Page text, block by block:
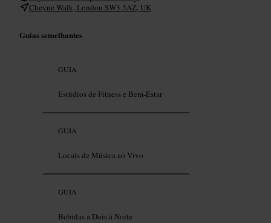
Cheyne Walk, London SW3 5AZ, UK
Guias semelhantes
GUIA
Estúdios de Fitness e Bem-Estar
GUIA
Locais de Música ao Vivo
GUIA
Bebidas a Dois à Noite